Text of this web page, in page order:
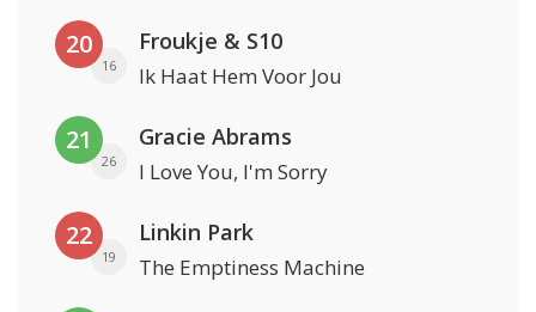
20
16
Froukje & S10
Ik Haat Hem Voor Jou
21
26
Gracie Abrams
I Love You, I'm Sorry
22
19
Linkin Park
The Emptiness Machine